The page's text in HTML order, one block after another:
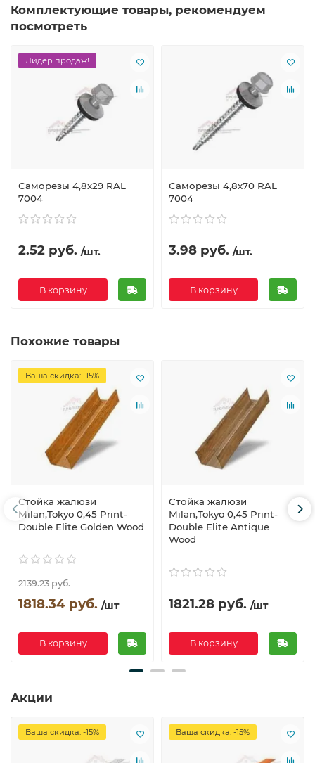
Комплектующие товары, рекомендуем
посмотреть
Лидер продаж!
Саморезы 4,8х29 RAL
7004
2.52 руб. /шт.
В корзину
Саморезы 4,8х70 RAL
7004
3.98 руб. /шт.
В корзину
Похожие товары
Ваша скидка: -15%
Стойка жалюзи
Milan,Tokyo 0,45 Print-
Double Elite Golden Wood
2139.23 руб.
1818.34 руб. /шт
В корзину
Стойка жалюзи
Milan,Tokyo 0,45 Print-
Double Elite Antique
Wood
1821.28 руб. /шт
В корзину
Акции
Ваша скидка: -15% Ваша скидка: -15%